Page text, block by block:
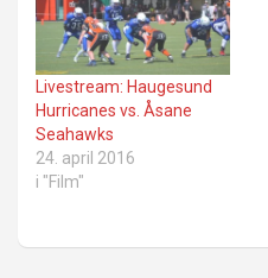
Livestream: Haugesund
Hurricanes vs. Åsane
Seahawks
24. april 2016
i "Film"